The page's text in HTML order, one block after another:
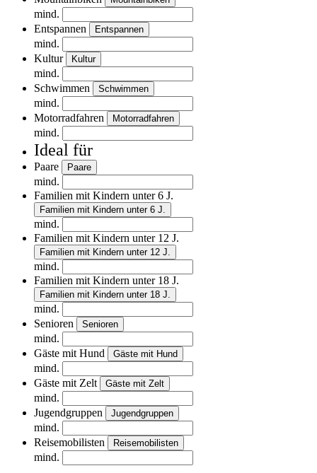
mind.
Entspannen
Entspannen
mind.
Kultur
Kultur
mind.
Schwimmen
Schwimmen
mind.
Motorradfahren
Motorradfahren
mind.
Ideal für
Paare Paare
mind.
Familien mit Kindern unter 6 J.
Familien mit Kindern unter 6 J.
mind.
Familien mit Kindern unter 12 J.
Familien mit Kindern unter 12 J.
mind.
Familien mit Kindern unter 18 J.
Familien mit Kindern unter 18 J.
mind.
Senioren
Senioren
mind.
Gäste mit Hund
Gäste mit Hund
mind.
Gäste mit Zelt
Gäste mit Zelt
mind.
Jugendgruppen
Jugendgruppen
mind.
Reisemobilisten
Reisemobilisten
mind.